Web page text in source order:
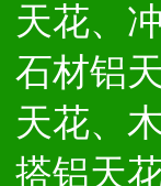
天花、
石材铝
天花、
搭铝天